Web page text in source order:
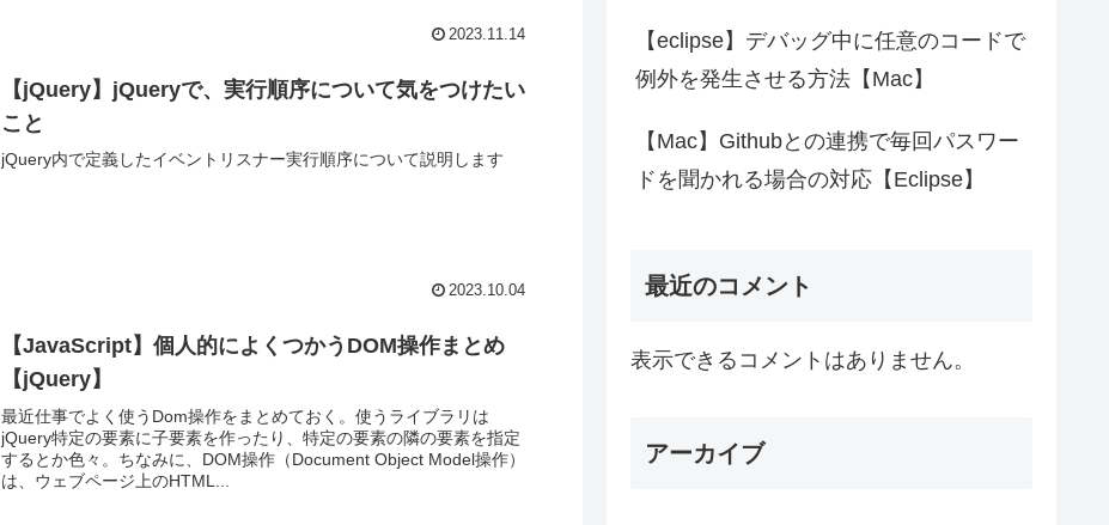
2023.11.14
【jQuery】jQueryで、実行順序について気をつけたい
こと
jQuery内で定義したイベントリスナー実行順序について説明します
2023.10.04
【JavaScript】個人的によくつかうDOM操作まとめ
【jQuery】
最近仕事でよく使うDom操作をまとめておく。使うライブラリは
jQuery特定の要素に子要素を作ったり、特定の要素の隣の要素を指定
するとか色々。ちなみに、DOM操作（Document Object Model操作）
は、ウェブページ上のHTML...
【eclipse】デバッグ中に任意のコードで
例外を発生させる方法【Mac】
【Mac】Githubとの連携で毎回パスワー
ドを聞かれる場合の対応【Eclipse】
最近のコメント
表示できるコメントはありません。
アーカイブ